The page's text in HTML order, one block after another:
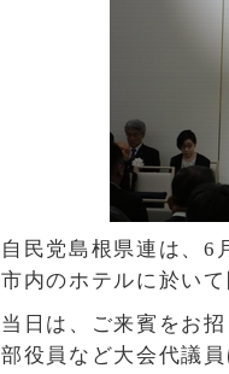
自民党島根県連は、6
市内のホテルに於いて
当日は、ご来賓をお
部役員など大会代議